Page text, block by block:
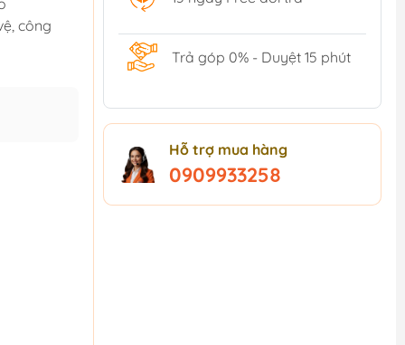
công
Trả góp 0% - Duyệt 15 phút
Hỗ trợ mua hàng
0909933258